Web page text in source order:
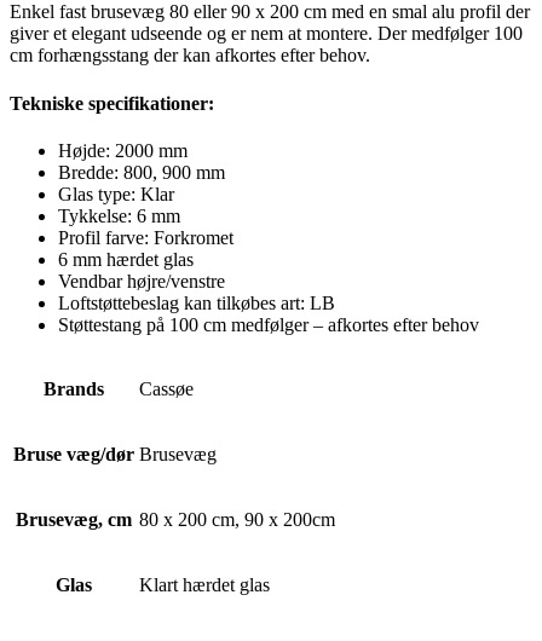
Enkel fast brusevæg 80 eller 90 x 200 cm med en smal alu profil der
giver et elegant udseende og er nem at montere. Der medfølger 100
cm forhængsstang der kan afkortes efter behov.
Tekniske specifikationer:
Højde: 2000 mm
Bredde: 800, 900 mm
Glas type: Klar
Tykkelse: 6 mm
Profil farve: Forkromet
6 mm hærdet glas
Vendbar højre/venstre
Loftstøttebeslag kan tilkøbes art: LB
Støttestang på 100 cm medfølger – afkortes efter behov
Brands Cassøe
Bruse væg/dør Brusevæg
Brusevæg, cm 80 x 200 cm, 90 x 200cm
Glas Klart hærdet glas